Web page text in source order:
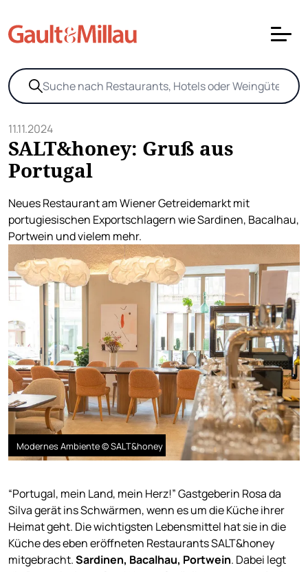
11.11.2024
SALT&honey: Gruß aus
Portugal
Neues Restaurant am Wiener Getreidemarkt mit
portugiesischen Exportschlagern wie Sardinen, Bacalhau,
Portwein und vielem mehr.
Modernes Ambiente © SALT&honey
“Portugal, mein Land, mein Herz!” Gastgeberin Rosa da
Silva gerät ins Schwärmen, wenn es um die Küche ihrer
Heimat geht. Die wichtigsten Lebensmittel hat sie in die
Küche des eben eröffneten Restaurants SALT&honey
mitgebracht.Sardinen, Bacalhau, Portwein. Dabei legt